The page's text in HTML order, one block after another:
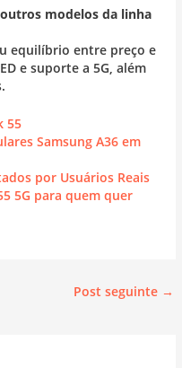
modelos da linha
equilíbrio entre preço e
e suporte a 5G, além
55
Samsung A36 em
por Usuários Reais
5G para quem quer
Post seguinte →